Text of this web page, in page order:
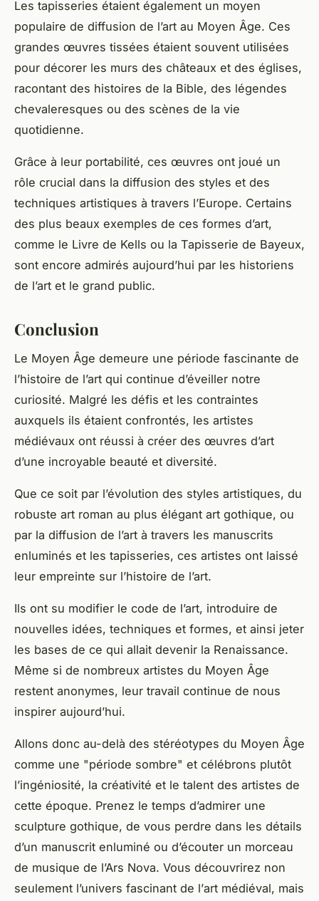
Les tapisseries étaient également un moyen
populaire de diffusion de l’art au Moyen Âge. Ces
grandes œuvres tissées étaient souvent utilisées
pour décorer les murs des châteaux et des églises,
racontant des histoires de la Bible, des légendes
chevaleresques ou des scènes de la vie
quotidienne.
Grâce à leur portabilité, ces œuvres ont joué un
rôle crucial dans la diffusion des styles et des
techniques artistiques à travers l’Europe. Certains
des plus beaux exemples de ces formes d’art,
comme le Livre de Kells ou la Tapisserie de Bayeux,
sont encore admirés aujourd’hui par les historiens
de l’art et le grand public.
Conclusion
Le Moyen Âge demeure une période fascinante de
l’histoire de l’art qui continue d’éveiller notre
curiosité. Malgré les défis et les contraintes
auxquels ils étaient confrontés, les artistes
médiévaux ont réussi à créer des œuvres d’art
d’une incroyable beauté et diversité.
Que ce soit par l’évolution des styles artistiques, du
robuste art roman au plus élégant art gothique, ou
par la diffusion de l’art à travers les manuscrits
enluminés et les tapisseries, ces artistes ont laissé
leur empreinte sur l’histoire de l’art.
Ils ont su modifier le code de l’art, introduire de
nouvelles idées, techniques et formes, et ainsi jeter
les bases de ce qui allait devenir la Renaissance.
Même si de nombreux artistes du Moyen Âge
restent anonymes, leur travail continue de nous
inspirer aujourd’hui.
Allons donc au-delà des stéréotypes du Moyen Âge
comme une "période sombre" et célébrons plutôt
l’ingéniosité, la créativité et le talent des artistes de
cette époque. Prenez le temps d’admirer une
sculpture gothique, de vous perdre dans les détails
d’un manuscrit enluminé ou d’écouter un morceau
de musique de l’Ars Nova. Vous découvrirez non
seulement l’univers fascinant de l’art médiéval, mais